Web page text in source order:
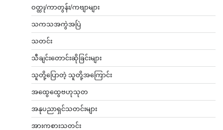
ဝတ္ထု/ကာတွန်း/ကဗျာများ
သကသအကွဲအပြဲ
သတင်း
သီချင်းတောင်းဆိုခြင်းများ
သူတို့ပြောတဲ့ သူတို့အကြောင်း
အထွေထွေဗဟုသုတ
အနုပညာရှင်သတင်းများ
အားကစားသတင်း